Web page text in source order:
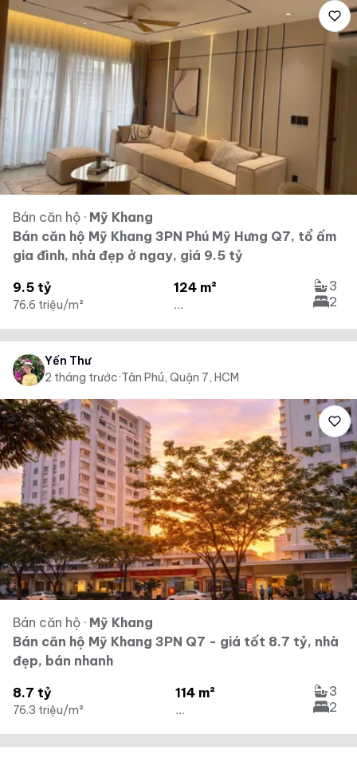
Bán căn hộ · Mỹ Khang
Bán căn hộ Mỹ Khang 3PN Phú Mỹ Hưng Q7, tổ ấm
gia đình, nhà đẹp ở ngay, giá 9.5 tỷ
9.5 tỷ
76.6 triệu/m²
124 m²
...
3
2
Yến Thư
2 tháng trước·Tân Phú, Quận 7, HCM
Bán căn hộ · Mỹ Khang
Bán căn hộ Mỹ Khang 3PN Q7 - giá tốt 8.7 tỷ, nhà
đẹp, bán nhanh
8.7 tỷ
76.3 triệu/m²
114 m²
...
3
2